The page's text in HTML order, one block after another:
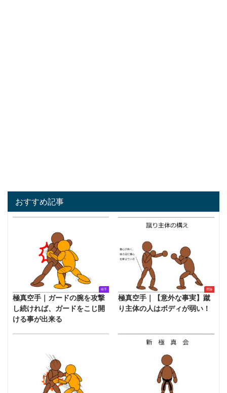
おすすめ記事
組手
極真空手｜ガードの腕を攻撃
し続ければ、ガードをこじ開
ける事が出来る
理論
極真空手｜【意外な事実】蹴
り主体の人はボディが弱い！